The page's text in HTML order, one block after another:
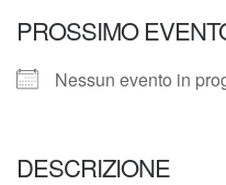
PROSSIMO
Nessun evento in
DESCRIZIONE